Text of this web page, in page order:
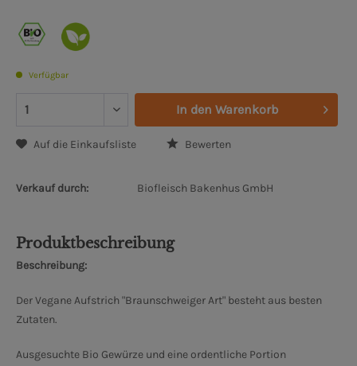
Verfügbar
In den Warenkorb
Auf die Einkaufsliste Bewerten
Verkauf durch: Biofleisch Bakenhus GmbH
Produktbeschreibung
Beschreibung:
Der Vegane Aufstrich "Braunschweiger Art" besteht aus besten
Zutaten.
Ausgesuchte Bio Gewürze und eine ordentliche Portion